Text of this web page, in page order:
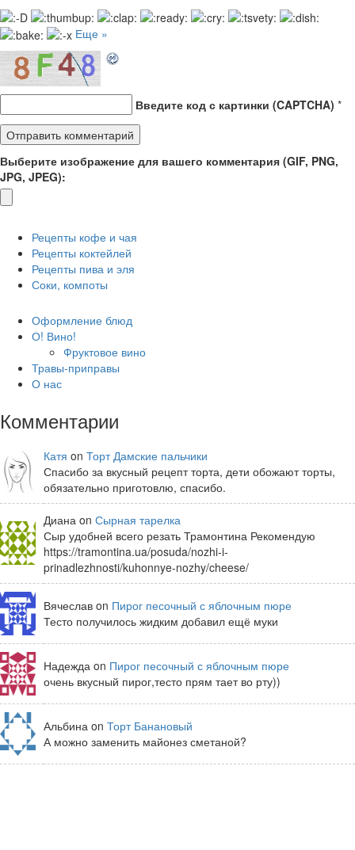
Еще »
Введите код с картинки (CAPTCHA) *
Выберите изображение для вашего комментария (GIF, PNG,
JPG, JPEG):
Рецепты кофе и чая
Рецепты коктейлей
Рецепты пива и эля
Соки, компоты
Оформление блюд
О! Вино!
Фруктовое вино
Травы-приправы
О нас
Комментарии
Катя on Торт Дамские пальчики
Спасибо за вкусный рецепт торта, дети обожают торты,
обязательно приготовлю, спасибо.
Диана on Сырная тарелка
Сыр удобней всего резать Трамонтина Рекомендую
https://tramontina.ua/posuda/nozhi-i-
prinadlezhnosti/kuhonnye-nozhy/cheese/
Вячеслав on Пирог песочный с яблочным пюре
Тесто получилось жидким добавил ещё муки
Надежда on Пирог песочный с яблочным пюре
очень вкусный пирог,тесто прям тает во рту))
Альбина on Торт Банановый
А можно заменить майонез сметаной?